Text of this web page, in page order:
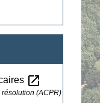
open_in_new
(ACPR)